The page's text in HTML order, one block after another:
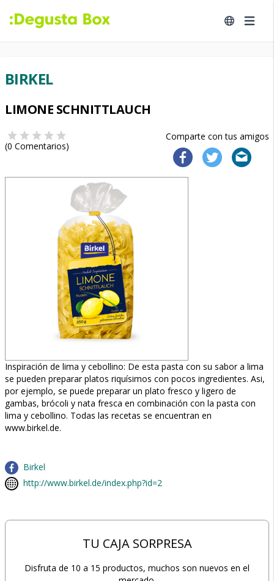
BIRKEL
LIMONE SCHNITTLAUCH
Comparte con tus amigos
(0 Comentarios)
Inspiración de lima y cebollino: De esta pasta con su sabor a lima
se pueden preparar platos riquísimos con pocos ingredientes. Asi,
por ejemplo, se puede preparar un plato fresco y ligero de
gambas, brócoli y nata fresca en combinación con la pasta con
lima y cebollino. Todas las recetas se encuentran en
www.birkel.de.
Birkel
http://www.birkel.de/index.php?id=2
TU CAJA SORPRESA
Disfruta de 10 a 15 productos, muchos son nuevos en el